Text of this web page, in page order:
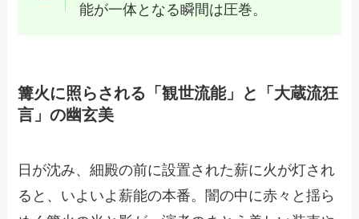
能が一体となる瞬間は圧巻。
篝火に照らされる「観世流能」と「大蔵流狂
言」の幽玄美
日が沈み、細殿の前に設置された薪に火が灯され
ると、いよいよ薪能の本番。闇の中に赤々と揺ら